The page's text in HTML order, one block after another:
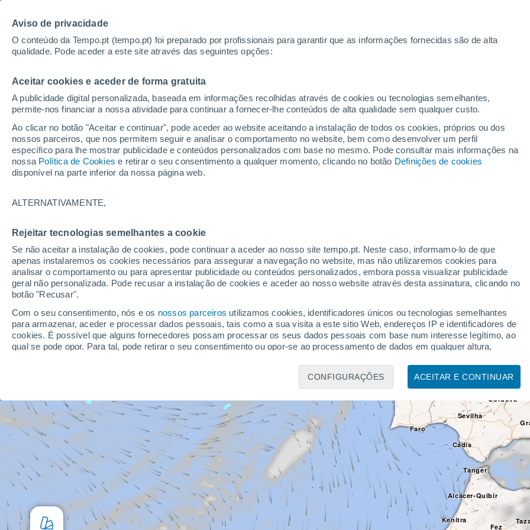
Aviso de privacidade
O conteúdo da Tempo.pt (tempo.pt) foi preparado por profissionais para garantir que as informações fornecidas são de alta
qualidade. Pode aceder a este site através das seguintes opções:
Aceitar cookies e aceder de forma gratuita
A publicidade digital personalizada, baseada em informações recolhidas através de cookies ou tecnologias semelhantes,
permite-nos financiar a nossa atividade para continuar a fornecer-lhe conteúdos de alta qualidade sem qualquer custo.
Ao clicar no botão "Aceitar e continuar", pode aceder ao website aceitando a instalação de todos os cookies, próprios ou dos
nossos parceiros, que nos permitem seguir e analisar o comportamento no website, bem como desenvolver um perfil
específico para lhe mostrar publicidade e conteúdos personalizados com base no mesmo. Pode consultar mais informações na
nossa Política de Cookies e retirar o seu consentimento a qualquer momento, clicando no botão Definições de cookies
disponível na parte inferior da nossa página web.
ALTERNATIVAMENTE,
Rejeitar tecnologias semelhantes a cookie
Se não aceitar a instalação de cookies, pode continuar a aceder ao nosso site tempo.pt. Neste caso, informamo-lo de que
apenas instalaremos os cookies necessários para assegurar a navegação no website, mas não utilizaremos cookies para
analisar o comportamento ou para apresentar publicidade ou conteúdos personalizados, embora possa visualizar publicidade
geral não personalizada. Pode recusar a instalação de cookies e aceder ao nosso website através desta assinatura, clicando no
botão "Recusar".
Com o seu consentimento, nós e os nossos parceiros utilizamos cookies, identificadores únicos ou tecnologias semelhantes
para armazenar, aceder e processar dados pessoais, tais como a sua visita a este sitio Web, endereços IP e identificadores de
cookies. É possível que alguns fornecedores possam processar os seus dados pessoais com base num interesse legítimo, ao
qual se pode opor. Para tal, pode retirar o seu consentimento ou opor-se ao processamento de dados em qualquer altura,
Nós e os nossos parceiros efetuamos o seguinte tratamento de dados:
Armazenar e/ou aceder a informações num dispositivo, utilizar dados limitados para selecionar publicidade, criar perfis para
publicidade personalizada, utilizar perfis para selecionar publicidade personalizada, criar perfis para personalizar conteúdos,
utilizar perfis para selecionar conteúdos personalizados, medir o desempenho da publicidade, medir o desempenho dos
conteúdos, compreender os públicos através de estatísticas ou combinações de dados de diferentes fontes, desenvolver e
melhorar serviços, utilizar dados limitados para selecionar conteúdos.
Dados de geolocalização precisos e identificação através da procura de dispositivos, publicidade e conteúdos personalizados,
medição de publicidade e conteúdos, estudos de audiência e desenvolvimento de serviços.
Veja os nossos 1199 parceiros
ACEITAR E CONTINUAR
CONFIGURAÇÕES
O tempoNotícias
PORTUGAL
Sevilha
Badajoz
Coimbra
Faro
Vigo
Porto
ESPANHA
Córdova
Tânger
Cádis
Kenitra
Alcácer-Quibir
Valladolid
Fez